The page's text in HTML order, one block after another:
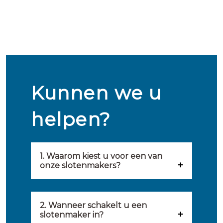
Kunnen we u
helpen?
1. Waarom kiest u voor een van
onze slotenmakers?
geselecteerd op kwaliteit,
2. Wanneer schakelt u een
slotenmaker in?